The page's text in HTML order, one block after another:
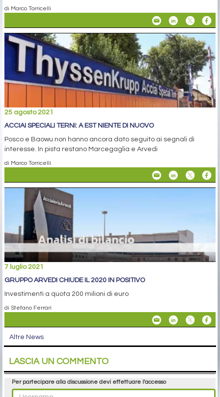
di Marco Torricelli
25 agosto 2021
ACCIAI SPECIALI TERNI: A EST NIENTE DI NUOVO
Posco e Baowu non hanno ancora dato seguito ai segnali di
interesse. In pista restano Marcegaglia e Arvedi
di Marco Torricelli
7 luglio 2021
GRUPPO ARVEDI CHIUDE IL 2020 IN POSITIVO
Investimenti a quota 200 milioni di euro
di Stefano Ferrari
Altre News
LASCIA UN COMMENTO
Per partecipare alla discussione devi effettuare l'accesso